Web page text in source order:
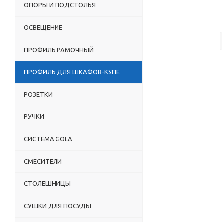
ОПОРЫ И ПОДСТОЛЬЯ
ОСВЕЩЕНИЕ
ПРОФИЛЬ РАМОЧНЫЙ
ПРОФИЛЬ ДЛЯ ШКАФОВ-КУПЕ
РОЗЕТКИ
РУЧКИ
СИСТЕМА GOLA
СМЕСИТЕЛИ
СТОЛЕШНИЦЫ
СУШКИ ДЛЯ ПОСУДЫ